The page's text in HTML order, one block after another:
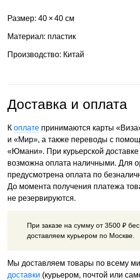
Размер: 40 × 40 см
Материал: пластик
Производство: Китай
Доставка и оплата
К оплате принимаются карты
и «Мир», а также переводы с
«Юмани». При курьерской
возможна оплата наличными. Для
предусмотрена оплата по
До момента получения платежа
не резервируются.
При заказе на сумму от 3500 ₽
доставляем курьером по Москве.
Мы доставляем товары по всему
доставки (курьером, почтой или